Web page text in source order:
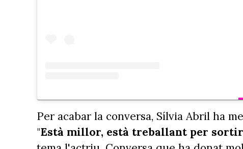
Per acabar la conversa, Sílvia Abril ha
"Està millor, està treballant per